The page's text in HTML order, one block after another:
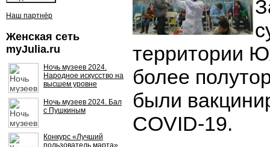
Наш партнёр
Женская сеть
myJulia.ru
Ночь музеев 2024.
Народное искусство на
высшем уровне
Ночь музеев 2024. Бал
с Пушкиным
Конкурс «Лучший
пользователь марта»
территории
более
были
COVID-19.